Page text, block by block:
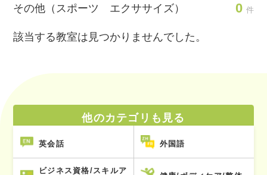
その他（スポーツ エクササイズ） 0 件
該当する教室は見つかりませんでした。
他のカテゴリも見る
英会話 外国語
ビジネス資格/スキルア